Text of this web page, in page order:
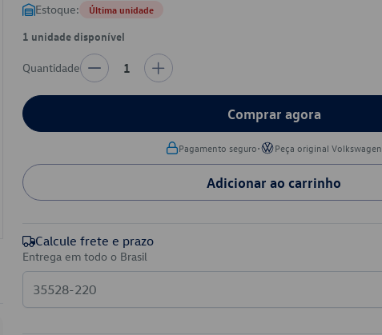
Estoque: Última unidade
1 unidade disponível
Quantidade 1
Comprar agora
Pagamento seguro• Peça original Volkswagen
Adicionar ao carrinho
Calcule frete e prazo
Entrega em todo o Brasil